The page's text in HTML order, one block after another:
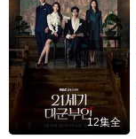
12集全